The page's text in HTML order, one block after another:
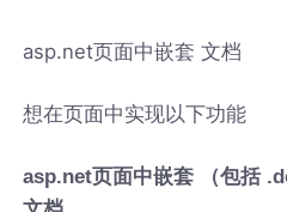
asp.net页面中嵌套 文档
想在页面中实现以下功能
asp.net页面中嵌套 （包括